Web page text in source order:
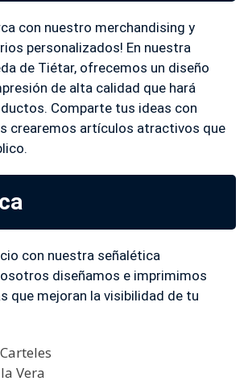
con nuestro merchandising y
personalizados! En nuestra
de Tiétar, ofrecemos un diseño
de alta calidad que hará
Comparte tus ideas con
crearemos artículos atractivos que
con nuestra señalética
diseñamos e imprimimos
que mejoran la visibilidad de tu